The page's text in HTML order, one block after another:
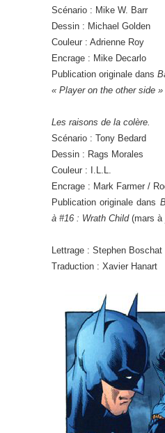
Scénario : Mike W. Barr
Dessin : Michael Golden
Couleur : Adrienne Roy
Encrage : Mike Decarlo
Publication originale dans
« Player on the other side »
Les raisons de la colère.
Scénario : Tony Bedard
Dessin : Rags Morales
Couleur : I.L.L.
Encrage : Mark Farmer /
Publication originale dans
à #16 : Wrath Child(mars à
Lettrage : Stephen
Traduction : Xavier Hanart